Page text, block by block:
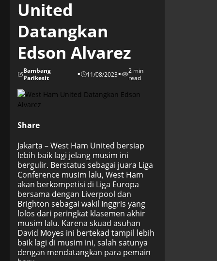
United
Datangkan
Edson Alvarez
Bambang
Parikesit
• 11/08/2023•
2 min
read
Share
Jakarta – West Ham United bersiap
lebih baik lagi jelang musim ini
bergulir. Berstatus sebagai juara Liga
Conference musim lalu, West Ham
akan berkompetisi di Liga Europa
bersama dengan Liverpool dan
Brighton sebagai wakil Inggris yang
lolos dari peringkat klasemen akhir
musim lalu. Karena skuad asuhan
David Moyes ini bertekad tampil lebih
baik lagi di musim ini, salah satunya
dengan mendatangkan para pemain